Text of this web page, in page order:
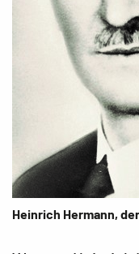
Heinrich Hermann,